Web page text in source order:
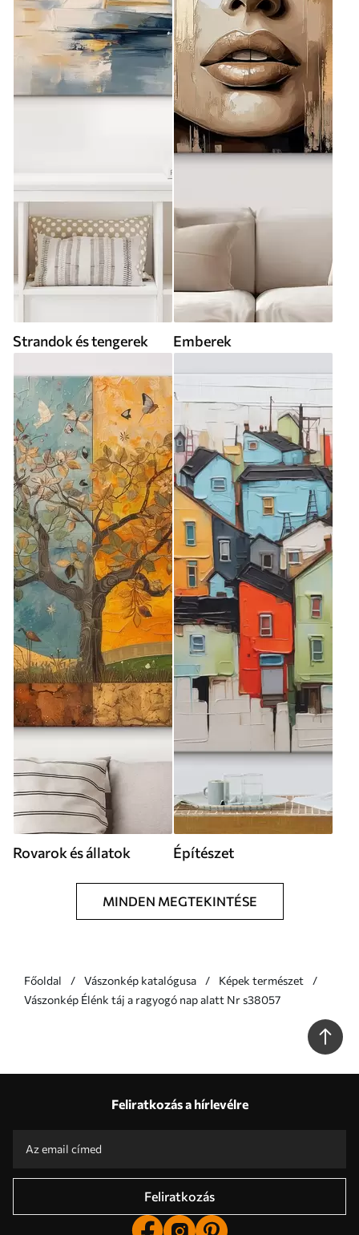
Strandok és tengerek Emberek
Rovarok és állatok Építészet
MINDEN MEGTEKINTÉSE
Főoldal Vászonkép katalógusa
Képek természet
Vászonkép Élénk táj a ragyogó nap alatt Nr s38057
Feliratkozás a hírlevélre
Feliratkozás